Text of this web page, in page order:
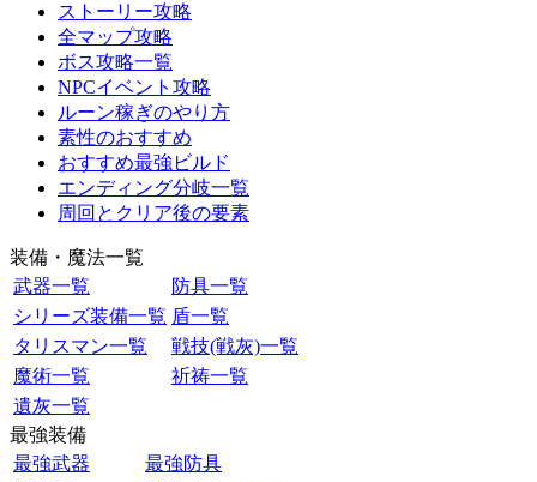
ストーリー攻略
全マップ攻略
ボス攻略一覧
NPCイベント攻略
ルーン稼ぎのやり方
素性のおすすめ
おすすめ最強ビルド
エンディング分岐一覧
周回とクリア後の要素
装備・魔法一覧
武器一覧
防具一覧
シリーズ装備一覧 盾一覧
タリスマン一覧
戦技(戦灰)一覧
魔術一覧
祈祷一覧
遺灰一覧
最強装備
最強武器
最強防具